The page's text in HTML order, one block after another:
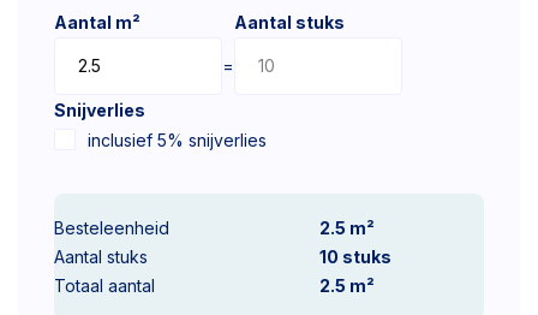
Aantal m²
=
Aantal stuks
Snijverlies
inclusief 5% snijverlies
Besteleenheid
2.5 m²
Aantal stuks
10 stuks
Totaal aantal
2.5 m²